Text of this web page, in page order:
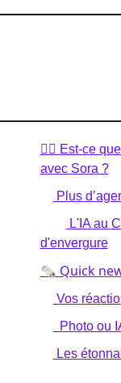
🧑‍⚖️ Est-ce
avec Sora ?
Plus
L'IA au
d'envergure
🗞️ Quick
Vos
Photo ou
Les